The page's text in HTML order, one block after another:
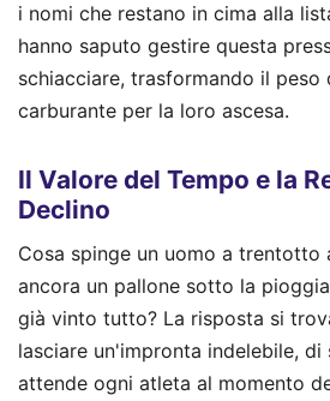
i nomi che restano in cima alla
hanno saputo gestire questa
schiacciare, trasformando il peso
carburante per la loro ascesa.
Il Valore del Tempo e la
Declino
Cosa spinge un uomo a trentotto
ancora un pallone sotto la
già vinto tutto? La risposta si
lasciare un'impronta indelebile,
attende ogni atleta al momento